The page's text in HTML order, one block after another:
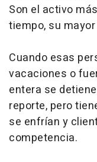
Son el activo
tiempo, su
Cuando esas
vacaciones o
entera se
reporte, pero
se enfrían y
competencia.